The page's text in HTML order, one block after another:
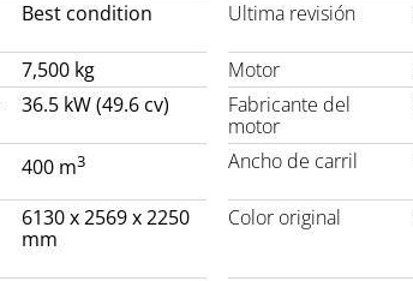
Best condition Ultima revisión
7,500 kg Motor
36.5 kW (49.6 cv)
Fabricante del
motor
400 m3 Ancho de carril
6130 x 2569 x 2250
mm
Color original